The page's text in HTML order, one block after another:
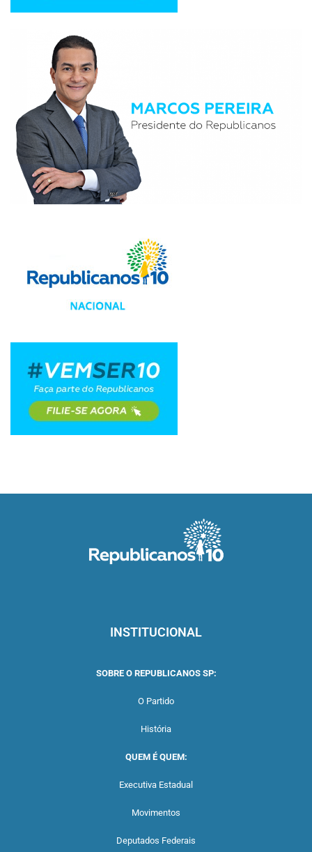
INSTITUCIONAL
SOBRE O REPUBLICANOS SP:
O Partido
História
QUEM É QUEM:
Executiva Estadual
Movimentos
Deputados Federais